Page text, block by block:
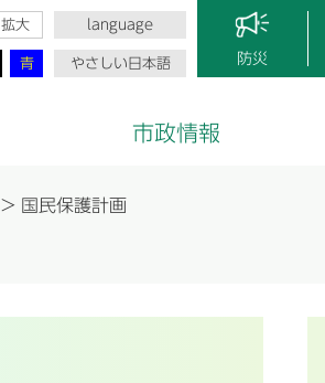
拡大
青
language
やさしい日本語 防災
市政情報
> 国民保護計画